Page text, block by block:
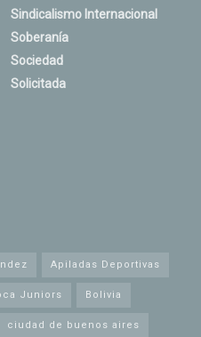
Sindicalismo Internacional
Soberanía
Sociedad
Solicitada
Apiladas Deportivas
Juniors Bolivia
ciudad de buenos aires